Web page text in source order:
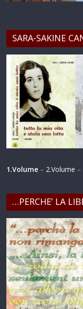
SARA-SAKINE
1.Volume – 2.Volume –
…PERCHE’ LA